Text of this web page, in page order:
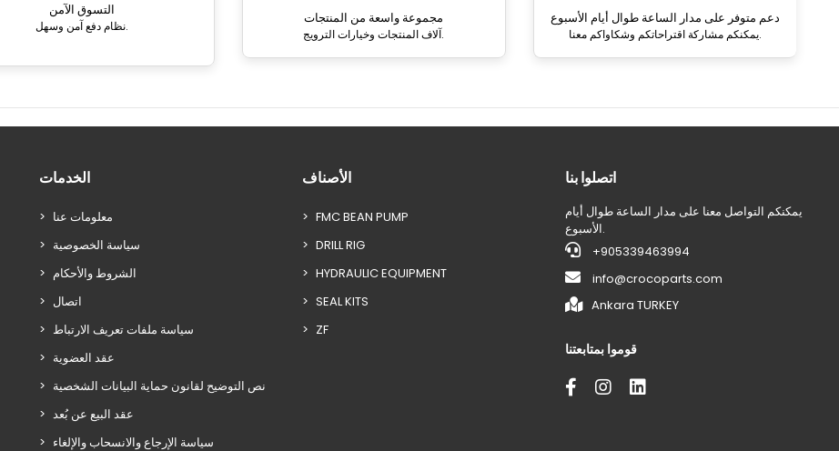
التسوق الآمن
نظام دفع آمن وسهل. مجموعة واسعة من المنتجات
آلاف المنتجات وخيارات الترويج.
دعم متوفر على مدار الساعة طوال أيام الأسبوع
يمكنكم مشاركة اقتراحاتكم وشكاواكم معنا.
الخدمات
معلومات عنا
سياسة الخصوصية
الشروط والأحكام
اتصال
سياسة ملفات تعريف الارتباط
عقد العضوية
نص التوضيح لقانون حماية البيانات الشخصية
عقد البيع عن بُعد
سياسة الإرجاع والانسحاب والإلغاء
الأصناف
FMC BEAN PUMP
DRILL RIG
HYDRAULIC EQUIPMENT
SEAL KITS
ZF
اتصلوا بنا
يمكنكم التواصل معنا على مدار الساعة طوال أيام
الأسبوع.
+905339463994
info@crocoparts.com
Ankara TURKEY
قوموا بمتابعتنا